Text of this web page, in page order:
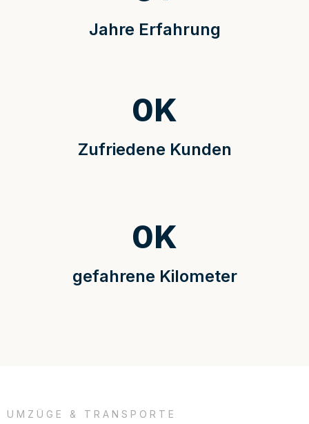
Jahre Erfahrung
Zufriedene Kunden
0K
gefahrene Kilometer
0K
UMZÜGE & TRANSPORTE